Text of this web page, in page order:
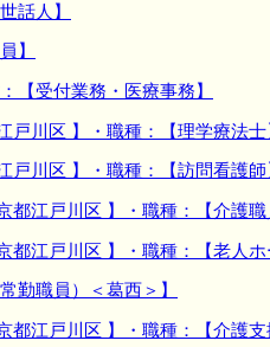
話人】
】
【受付業務・医療事務】
川区 】・職種：【理学療法士
川区 】・職種：【訪問看護師
江戸川区 】・職種：【介護
江戸川区 】・職種：【老人
勤職員）＜葛西＞】
戸川区 】・職種：【介護支